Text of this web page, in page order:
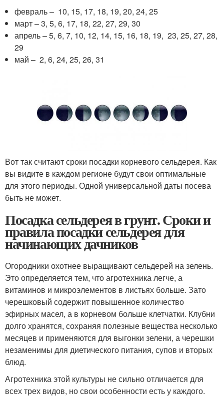
февраль – 10, 15, 17, 18, 19, 20, 24, 25
март – 3, 5, 6, 17, 18, 22, 27, 29, 30
апрель – 5, 6, 7, 10, 12, 14, 15, 16, 18, 19, 23, 25, 27, 28,
29
май – 2, 6, 24, 25, 26, 31
Вот так считают сроки посадки корневого сельдерея. Как
вы видите в каждом регионе будут свои оптимальные
для этого периоды. Одной универсальной даты посева
быть не может.
Посадка сельдерея в грунт. Сроки и
правила посадки сельдерея для
начинающих дачников
Огородники охотнее выращивают сельдерей на зелень.
Это определяется тем, что агротехника легче, а
витаминов и микроэлементов в листьях больше. Зато
черешковый содержит повышенное количество
эфирных масел, а в корневом больше клетчатки. Клубни
долго хранятся, сохраняя полезные вещества несколько
месяцев и применяются для выгонки зелени, а черешки
незаменимы для диетического питания, супов и вторых
блюд.
Агротехника этой культуры не сильно отличается для
всех трех видов, но свои особенности есть у каждого.